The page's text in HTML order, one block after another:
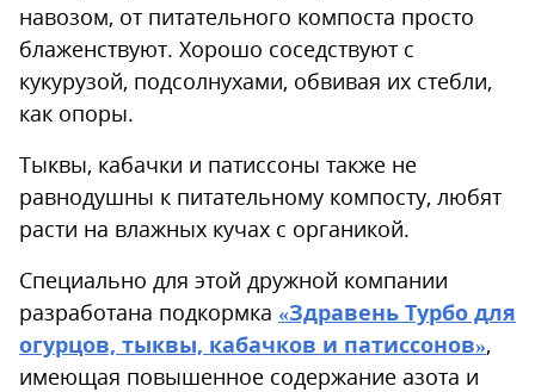
навозом, от питательного компоста просто
блаженствуют. Хорошо соседствуют с
кукурузой, подсолнухами, обвивая их стебли,
как опоры.
Тыквы, кабачки и патиссоны также не
равнодушны к питательному компосту, любят
расти на влажных кучах с органикой.
Специально для этой дружной компании
разработана подкормка «Здравень Турбо для
огурцов, тыквы, кабачков и патиссонов»,
имеющая повышенное содержание азота и